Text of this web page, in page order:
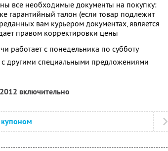
все необходимые документы на покупку:
гарантийный талон (если товар подлежит
вам курьером документах, является
правом корректировки цены
работает с понедельника по субботу
с другими специальными предложениями
включительно
купоном